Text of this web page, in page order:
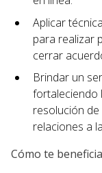
Aplicar
para realizar
cerrar
Brindar un
fortaleciendo
resolución
relaciones a
Cómo te